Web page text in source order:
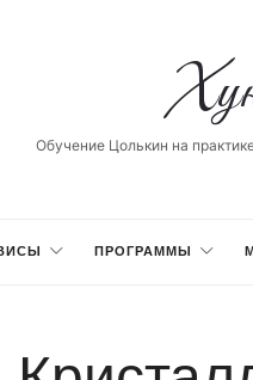
Обучение Цолькин на
ПРОГРАММЫ